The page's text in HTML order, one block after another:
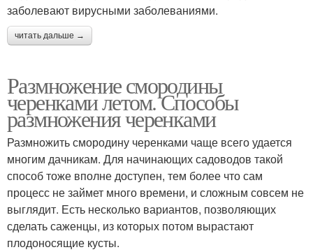
заболевают вирусными заболеваниями.
читать дальше →
Размножение смородины
черенками летом. Способы
размножения черенками
Размножить смородину черенками чаще всего удается
многим дачникам. Для начинающих садоводов такой
способ тоже вполне доступен, тем более что сам
процесс не займет много времени, и сложным совсем не
выглядит. Есть несколько вариантов, позволяющих
сделать саженцы, из которых потом вырастают
плодоносящие кусты.